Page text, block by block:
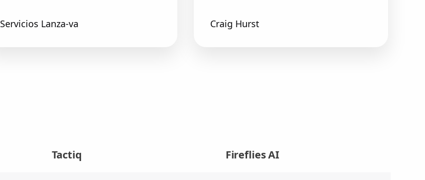
Servicios Lanza-va Craig Hurst
Tactiq Fireflies AI